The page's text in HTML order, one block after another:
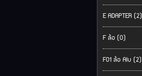
E ADAPTER (2)
F ล้อ (0)
F01 ล้อ Alu (2)